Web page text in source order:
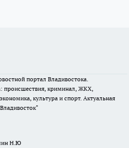
портал Владивостока.
происшествия, криминал, ЖКХ,
культура и спорт. Актуальная
Н.Ю